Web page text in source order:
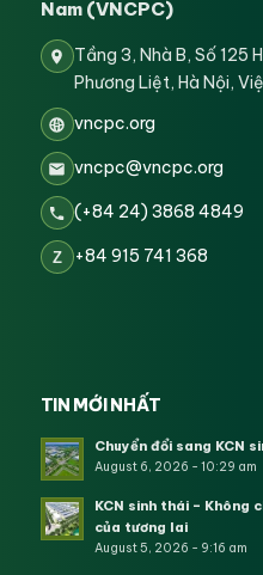
Nam (VNCPC)
Tầng 3, Nhà B, Số 125
Phương Liệt, Hà Nội,
vncpc.org
vncpc@vncpc.org
(+84 24) 3868 4849
Z +84 915 741 368
TIN MỚI NHẤT
Chuyển đổi sang KCN
August 6, 2026 - 10:29 am
KCN sinh thái – Không
của tương lai
August 5, 2026 - 9:16 am